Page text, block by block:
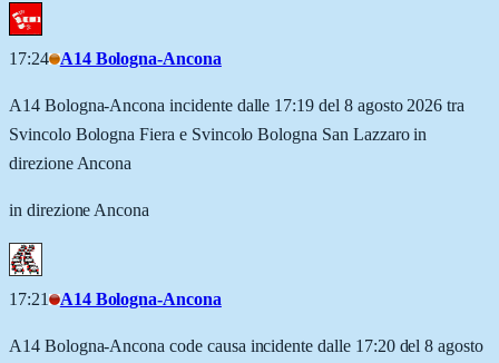
17:24 A14 Bologna-Ancona
A14 Bologna-Ancona incidente dalle 17:19 del 8 agosto 2026 tra
Svincolo Bologna Fiera e Svincolo Bologna San Lazzaro in
direzione Ancona
in direzione Ancona
17:21 A14 Bologna-Ancona
A14 Bologna-Ancona code causa incidente dalle 17:20 del 8 agosto